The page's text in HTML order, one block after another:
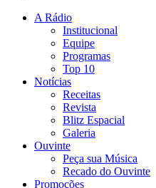
A Rádio
Institucional
Equipe
Programas
Top 10
Notícias
Receitas
Revista
Blitz Espacial
Galeria
Ouvinte
Peça sua Música
Recado do Ouvinte
Promoções